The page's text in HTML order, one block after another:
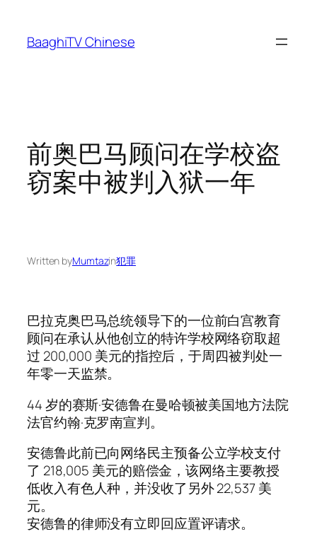
content
BaaghiTV Chinese
前奥巴马顾问在学校盗
窃案中被判入狱一年
Written byMumtazin犯罪
巴拉克奥巴马总统领导下的一位前白宫教育
顾问在承认从他创立的特许学校网络窃取超
过 200,000 美元的指控后，于周四被判处一
年零一天监禁。
44 岁的赛斯·安德鲁在曼哈顿被美国地方法院
法官约翰·克罗南宣判。
安德鲁此前已向网络民主预备公立学校支付
了 218,005 美元的赔偿金，该网络主要教授
低收入有色人种，并没收了另外 22,537 美
元。
安德鲁的律师没有立即回应置评请求。